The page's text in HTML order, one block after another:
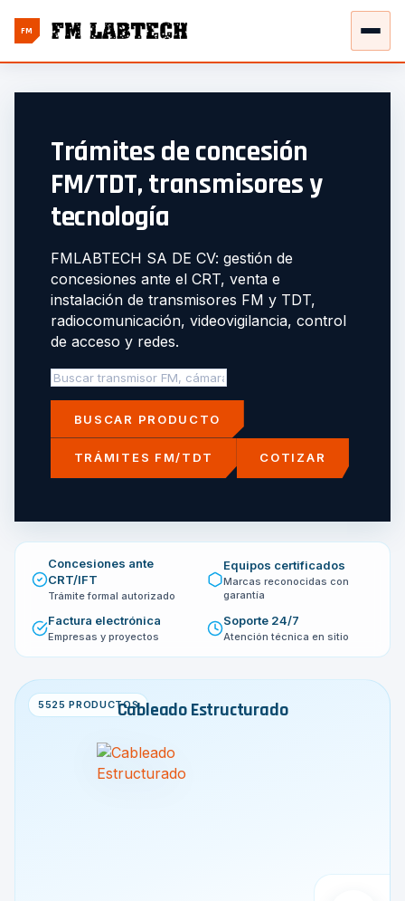
FM
Trámites de concesión
FM/TDT, transmisores y
tecnología
FMLABTECH SA DE CV: gestión de
concesiones ante el CRT, venta e
instalación de transmisores FM y TDT,
radiocomunicación, videovigilancia, control
de acceso y redes.
BUSCAR PRODUCTO
TRÁMITES FM/TDT COTIZAR
Concesiones ante
CRT/IFT
Trámite formal autorizado
Equipos certificados
Marcas reconocidas con
garantía
Factura electrónica
Empresas y proyectos
Soporte 24/7
Atención técnica en sitio
5525 PRODUCTOSCableado Estructurado